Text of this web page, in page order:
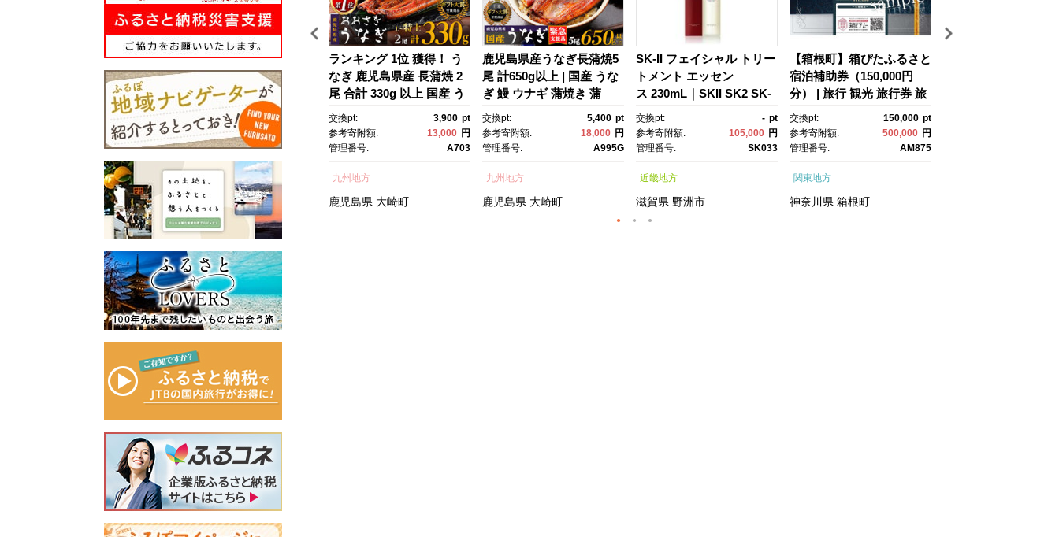
な魅力ある農産物が生み出
また、漫画「名探偵コナ
ン」の作者である青山剛昌
氏の出身地であり、駅構内
に「名探偵コナン」の装飾
が施されたコナン駅（JR由
良駅）や青山氏の思い出の
青山剛昌ふるさと館をはじ
め、駅から青山剛昌ふるさ
と館までの約1.4kmを「コナ
ン通り」と名付け、キャラ
クターのブロンズ像やカラ
ーオブジェが点在するなど
「名探偵コナンに会えるま
ち」づくりを進めていま
町を応援していただけるみ
まちづくりを進めていきま
みなさまの応援をよろしく
誇りが持てる故郷づくりを
展開しています。
出雲市では、出雲市の発展
を願う郷土出身の方々や、
出雲市に心を寄せていただ
く全国のみなさまから、広
く寄附を募っています。
いただいたご寄附は「日本
金」に積み立て、次年度以
降に、指定された使途に基
づき、出雲の観光や産業、
福祉、教育、環境など幅広
い分野の事業に活用させて
いただきます。
このふるさと寄附をきっか
けに、全国のみなさまとた
くさんのご縁を結びたいと
願っています。ぜひ、この
支援をよろしくお願いいた
します。
うなぎ 鹿児島県産 長蒲
焼 4尾 合計 660g 以上 国
産 うなぎ 鰻 ウナギ 蒲焼
き 蒲焼 かばやき 魚 魚
介 魚貝 海鮮 うな重 ひつ
まぶし 蒲焼 訳あり ギフ
ト 人気 おすすめ 鹿児島
県 大崎町 大隅半島 鰻 う
なぎ ウナギ 鰻 人気 ウナ
ギ うなぎ おすすめ ランキ
ング うなぎ おいし
い unagi うなぎ 【うなぎ
ぎ unagi 鰻 ウナギ うなぎ
6,600
pt
22,000
円
A702-NT
【テーラー神谷】 オーダ
ー洋服御誂え券
交換pt:
参考寄附額:
1,000,000
管理番号:
中部地方
愛知県 名古屋市
ランキング 1位 獲得！ う
なぎ 鹿児島県産 長蒲焼 2
尾 合計 330g 以上 国産 う
なぎ 鰻 ウナギ 蒲焼き 蒲
焼 かばやき 魚 魚介 魚
貝 海鮮 うな重 ひつまぶ
気 おすすめ 鹿児島県 大崎
町 大隅半島 A703
交換pt: 3,900 pt
参考寄附額:
13,000 円
管理番号:
A703
九州地方
鹿児島県 大崎町
鹿児島県産うなぎ長蒲焼5
尾 計650g以上 | 国産 うな
ぎ 鰻 ウナギ 蒲焼き 蒲
焼 かばやき unagi うなぎ
蒲焼 土用丑の日 土用の丑
の日 丑の日 魚 魚介 魚
り ギフト 人気 おすす
め 鹿児島県 大崎町 大隅半
交換pt: 5,400 pt
参考寄附額:
18,000 円
管理番号:
A995G
九州地方
鹿児島県 大崎町
SK-II フェイシャル トリー
トメント エッセン
ス 230mL｜SKII SK2 SK-
2 SK エスケーツー エスケ
ーツ エスケｰ ピテラ スキ
ンケア 化粧品 ｺｽﾒ フェイ
センス フェイシャルトリ
ートメント トリートメン
交換pt: - pt
参考寄附額:
105,000 円
管理番号:
SK033
近畿地方
滋賀県 野洲市
【箱根町】箱ぴたふるさと
宿泊補助券（150,000円
分） | 旅行 観光 旅行券 旅
行クーポン クーポン 箱根
町ふるさと納税 神奈川県
ふるさと納税 神奈川県 箱
交換pt: 150,000 pt
参考寄附額:
500,000 円
管理番号:
AM875
関東地方
神奈川県 箱根町